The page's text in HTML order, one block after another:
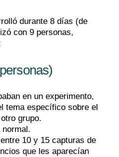
durante 8 días (de
con 9 personas,
en un experimento,
tema específico sobre el
grupo.
normal.
10 y 15 capturas de
que les aparecían